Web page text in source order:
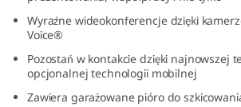
3
Wyraźne wideokonferencje dzięki
Voice®
Pozostań w kontakcie dzięki najnowszej
opcjonalnej technologii mobilnej
Zawiera garażowane pióro do